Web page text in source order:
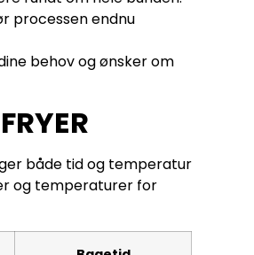
processen endnu
behov og ønsker om
både tid og temperatur
og temperaturer for